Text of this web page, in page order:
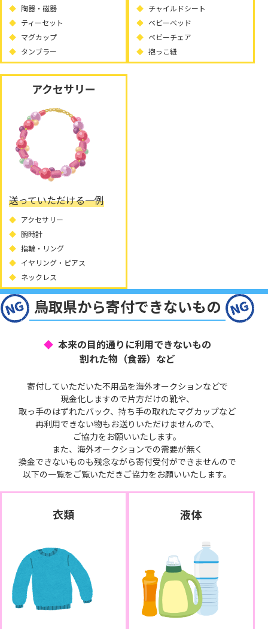
陶器・磁器
ティーセット
マグカップ
タンブラー
チャイルドシート
ベビーベッド
ベビーチェア
抱っこ紐
アクセサリー
送っていただける一例
アクセサリー
腕時計
指輪・リング
イヤリング・ピアス
ネックレス
鳥取県から寄付できないもの
本来の目的通りに利用できないもの
割れた物（食器）など
寄付していただいた不用品を海外オークションなどで
現金化しますので片方だけの靴や、
取っ手のはずれたバック、持ち手の取れたマグカップなど
再利用できない物もお送りいただけませんので、
ご協力をお願いいたします。
また、海外オークションでの需要が無く
換金できないものも残念ながら寄付受付ができませんので
以下の一覧をご覧いただきご協力をお願いいたします。
衣類 液体